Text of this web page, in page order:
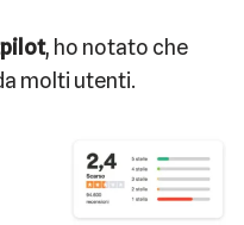
, ho notato che
molti utenti.